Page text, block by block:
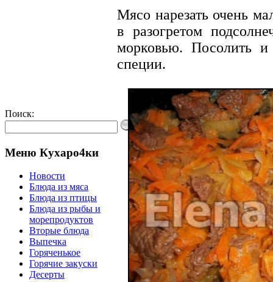
Поиск:
Меню Кухаро4ки
Новости
Блюда из мяса
Блюда из птицы
Блюда из рыбы и
морепродуктов
Вторые блюда
Выпечка
Горяченькое
Горячие закуски
Десерты
Мясо нарезать очень
в разогретом
морковью. Посолить и
специи.